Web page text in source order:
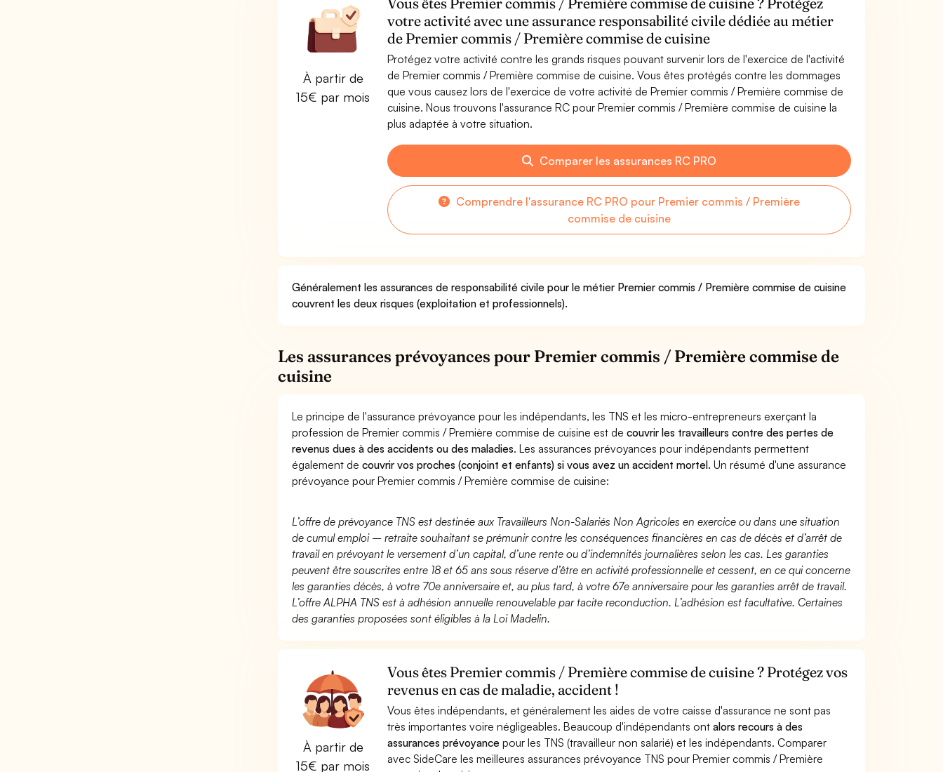
À partir de
15€ par mois
votre activité avec une assurance responsabilité civile dédiée au métier
de Premier commis / Première commise de cuisine
Protégez votre activité contre les grands risques pouvant survenir lors de l'exercice de l'activité
de Premier commis / Première commise de cuisine. Vous êtes protégés contre les dommages
que vous causez lors de l'exercice de votre activité de Premier commis / Première commise de
cuisine. Nous trouvons l'assurance RC pour Premier commis / Première commise de cuisine la
plus adaptée à votre situation.
Comparer les assurances RC PRO
Comprendre l'assurance RC PRO pour Premier commis / Première
commise de cuisine
Généralement les assurances de responsabilité civile pour le métier Premier commis / Première commise de cuisine
couvrent les deux risques (exploitation et professionnels).
Les assurances prévoyances pour Premier commis / Première commise de
cuisine
Le principe de l'assurance prévoyance pour les indépendants, les TNS et les micro-entrepreneurs exerçant la
profession de Premier commis / Première commise de cuisine est decouvrir les travailleurs contre des pertes de
revenus dues à des accidents ou des maladies. Les assurances prévoyances pour indépendants permettent
également decouvrir vos proches (conjoint et enfants) si vous avez un accident mortel. Un résumé d'une assurance
prévoyance pour Premier commis / Première commise de cuisine:
L’offre de prévoyance TNS est destinée aux Travailleurs Non-Salariés Non Agricoles en exercice ou dans une situation
de cumul emploi – retraite souhaitant se prémunir contre les conséquences financières en cas de décès et d’arrêt de
travail en prévoyant le versement d’un capital, d’une rente ou d’indemnités journalières selon les cas. Les garanties
peuvent être souscrites entre 18 et 65 ans sous réserve d’être en activité professionnelle et cessent, en ce qui concerne
les garanties décès, à votre 70e anniversaire et, au plus tard, à votre 67e anniversaire pour les garanties arrêt de travail.
L’offre ALPHA TNS est à adhésion annuelle renouvelable par tacite reconduction. L’adhésion est facultative. Certaines
des garanties proposées sont éligibles à la Loi Madelin.
À partir de
15€ par mois
Vous êtes Premier commis / Première commise de cuisine ? Protégez vos
revenus en cas de maladie, accident !
Vous êtes indépendants, et généralement les aides de votre caisse d'assurance ne sont pas
très importantes voire négligeables. Beaucoup d'indépendants ont alors recours à des
assurances prévoyancepour les TNS (travailleur non salarié) et les indépendants. Comparer
avec SideCare les meilleures assurances prévoyance TNS pour Premier commis / Première